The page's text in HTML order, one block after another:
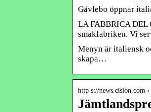
Gävlebo öppnar
LA FABBRICA DEL
smakfabriken. Vi
Menyn är italiensk
skapa…
http s://news.cision.com